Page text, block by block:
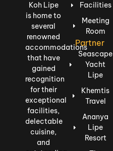
Koh Lipe
is home to
several
renowned
accommodations
that have
gained
recognition
for their
exceptional
facilities,
delectable
cuisine,
and
Facilities
Meeting
Room
Partner
Seascape
Yacht
Lipe
Khemtis
Travel
Ananya
Lipe
Resort